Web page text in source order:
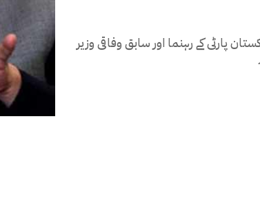
پارٹی کے رہنما اور سابق وفاقی وزیر